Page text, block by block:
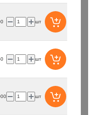
шт
шт
шт